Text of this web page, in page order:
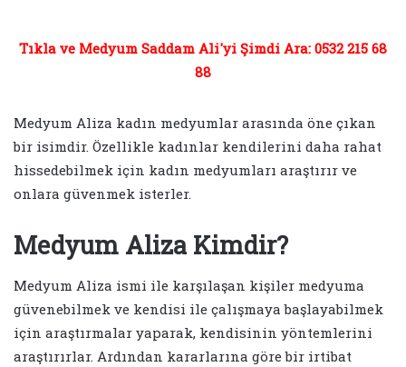
Tıkla ve Medyum Saddam Ali'yi Şimdi Ara: 0532 215 68
88
Medyum Aliza kadın medyumlar arasında öne çıkan
bir isimdir. Özellikle kadınlar kendilerini daha rahat
hissedebilmek için kadın medyumları araştırır ve
onlara güvenmek isterler.
Medyum Aliza Kimdir?
Medyum Aliza ismi ile karşılaşan kişiler medyuma
güvenebilmek ve kendisi ile çalışmaya başlayabilmek
için araştırmalar yaparak, kendisinin yöntemlerini
araştırırlar. Ardından kararlarına göre bir irtibat